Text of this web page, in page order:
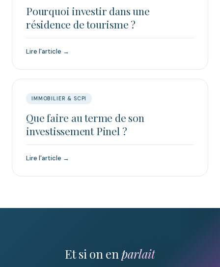
Pourquoi investir dans une
résidence de tourisme ?
Lire l'article →
IMMOBILIER & SCPI
Que faire au terme de son
investissement Pinel ?
Lire l'article →
Et si on enparlait